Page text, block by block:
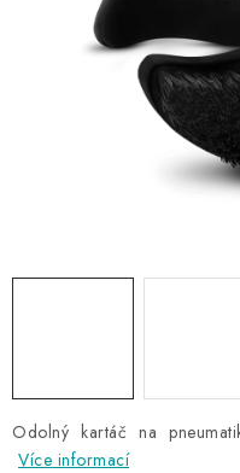
BYDLENÍ
Odolný kartáč na
Více informací